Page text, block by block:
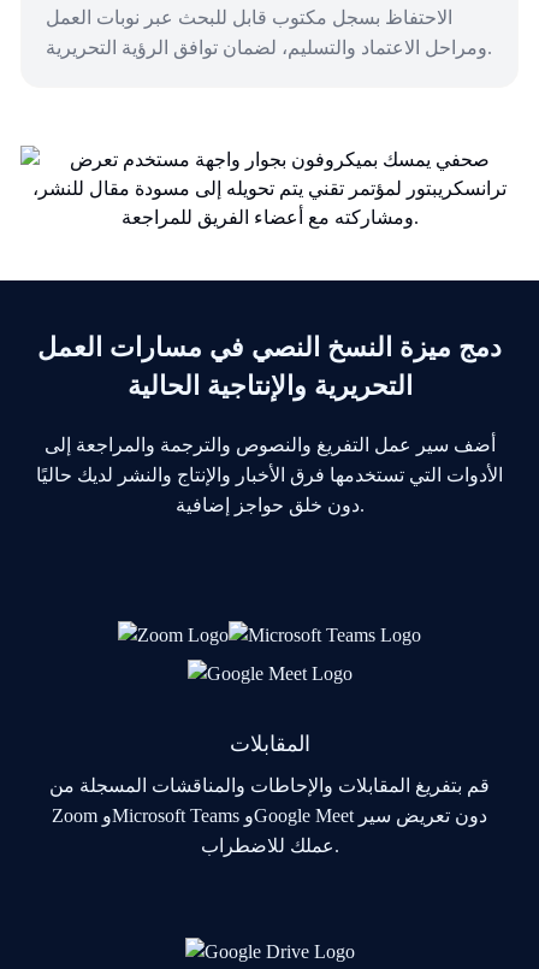
الاحتفاظ بسجل مكتوب قابل للبحث عبر نوبات العمل
ومراحل الاعتماد والتسليم، لضمان توافق الرؤية التحريرية.
دمج ميزة النسخ النصي في مسارات العمل
التحريرية والإنتاجية الحالية
أضف سير عمل التفريغ والنصوص والترجمة والمراجعة إلى
الأدوات التي تستخدمها فرق الأخبار والإنتاج والنشر لديك حاليًا
دون خلق حواجز إضافية.
المقابلات
قم بتفريغ المقابلات والإحاطات والمناقشات المسجلة من
Zoom وMicrosoft Teams وGoogle Meet دون تعريض سير
عملك للاضطراب.